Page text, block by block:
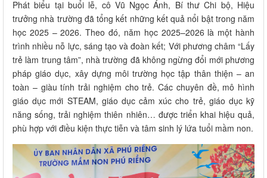
Phát biểu tại buổi lễ, cô Vũ Ngọc Ánh, Bí thư Chi bộ, Hiệu
trưởng nhà trường đã tổng kết những kết quả nổi bật trong năm
học 2025 – 2026. Theo đó, năm học 2025–2026 là một hành
trình nhiều nỗ lực, sáng tạo và đoàn kết; Với phương châm “Lấy
trẻ làm trung tâm”, nhà trường đã không ngừng đổi mới phương
pháp giáo dục, xây dựng môi trường học tập thân thiện – an
toàn – giàu tính trải nghiệm cho trẻ. Các chuyên đề, mô hình
giáo dục mới STEAM, giáo dục cảm xúc cho trẻ, giáo dục kỹ
năng sống, trải nghiệm thiên nhiên… được triển khai hiệu quả,
phù hợp với điều kiện thực tiễn và tâm sinh lý lứa tuổi mầm non.